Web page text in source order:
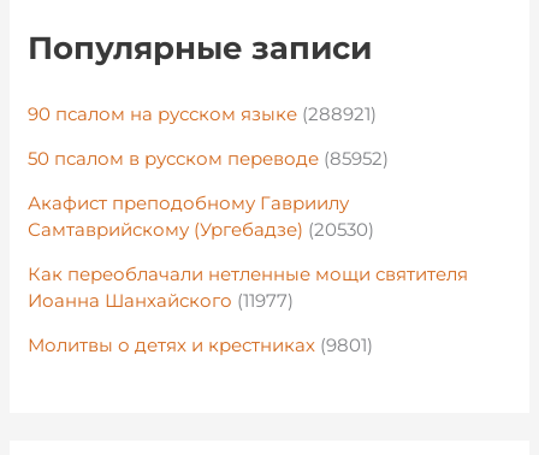
Популярные записи
90 псалом на русском языке (288921)
50 псалом в русском переводе (85952)
Акафист преподобному Гавриилу
Самтаврийскому (Ургебадзе) (20530)
Как переоблачали нетленные мощи святителя
Иоанна Шанхайского (11977)
Молитвы о детях и крестниках (9801)